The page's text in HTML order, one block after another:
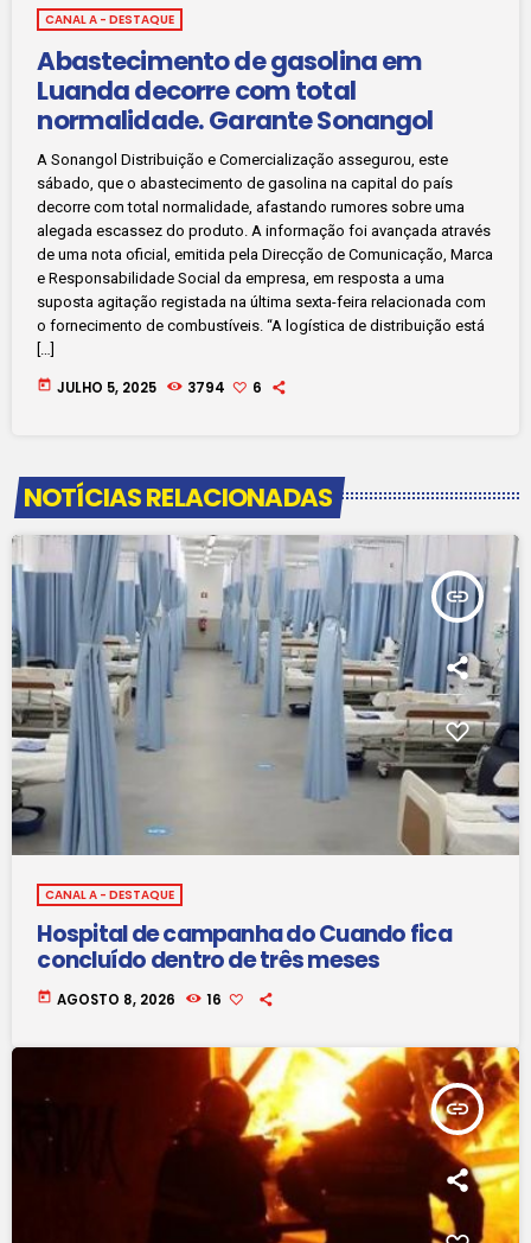
CANAL A - DESTAQUE
Abastecimento de gasolina em
Luanda decorre com total
normalidade. Garante Sonangol
A Sonangol Distribuição e Comercialização assegurou, este
sábado, que o abastecimento de gasolina na capital do país
decorre com total normalidade, afastando rumores sobre uma
alegada escassez do produto. A informação foi avançada através
de uma nota oficial, emitida pela Direcção de Comunicação, Marca
e Responsabilidade Social da empresa, em resposta a uma
suposta agitação registada na última sexta-feira relacionada com
o fornecimento de combustíveis. “A logística de distribuição está
[…]
today JULHO 5, 2025 3794 6
NOTÍCIAS RELACIONADAS
insert_link
CANAL A - DESTAQUE
Hospital de campanha do Cuando fica
concluído dentro de três meses
today AGOSTO 8, 2026 16
insert_link